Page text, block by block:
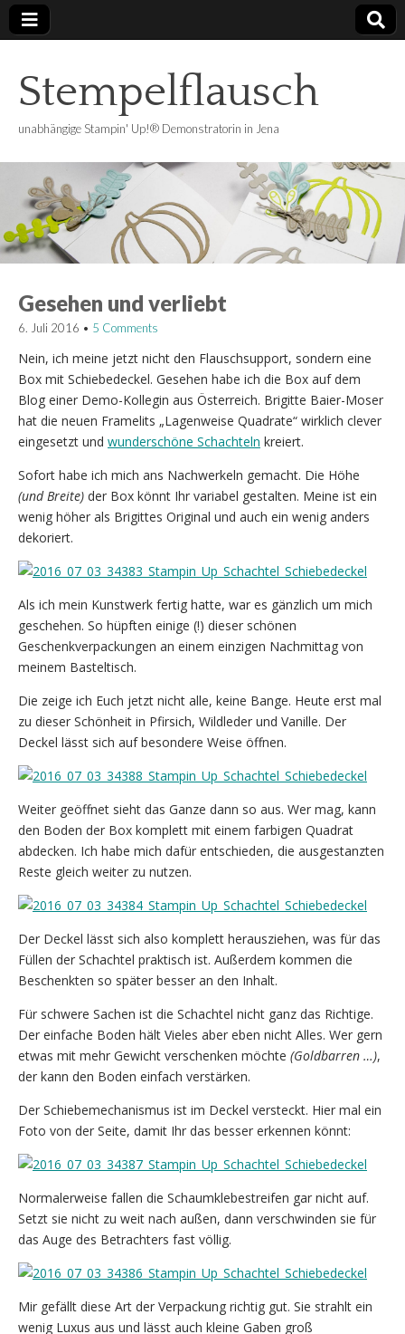
Stempelflausch
unabhängige Stampin' Up!® Demonstratorin in Jena
Gesehen und verliebt
6. Juli 2016 • 5 Comments
Nein, ich meine jetzt nicht den Flauschsupport, sondern eine
Box mit Schiebedeckel. Gesehen habe ich die Box auf dem
Blog einer Demo-Kollegin aus Österreich. Brigitte Baier-Moser
hat die neuen Framelits „Lagenweise Quadrate“ wirklich clever
eingesetzt und wunderschöne Schachteln kreiert.
Sofort habe ich mich ans Nachwerkeln gemacht. Die Höhe
(und Breite) der Box könnt Ihr variabel gestalten. Meine ist ein
wenig höher als Brigittes Original und auch ein wenig anders
dekoriert.
Als ich mein Kunstwerk fertig hatte, war es gänzlich um mich
geschehen. So hüpften einige (!) dieser schönen
Geschenkverpackungen an einem einzigen Nachmittag von
meinem Basteltisch.
Die zeige ich Euch jetzt nicht alle, keine Bange. Heute erst mal
zu dieser Schönheit in Pfirsich, Wildleder und Vanille. Der
Deckel lässt sich auf besondere Weise öffnen.
Weiter geöffnet sieht das Ganze dann so aus. Wer mag, kann
den Boden der Box komplett mit einem farbigen Quadrat
abdecken. Ich habe mich dafür entschieden, die ausgestanzten
Reste gleich weiter zu nutzen.
Der Deckel lässt sich also komplett herausziehen, was für das
Füllen der Schachtel praktisch ist. Außerdem kommen die
Beschenkten so später besser an den Inhalt.
Für schwere Sachen ist die Schachtel nicht ganz das Richtige.
Der einfache Boden hält Vieles aber eben nicht Alles. Wer gern
etwas mit mehr Gewicht verschenken möchte (Goldbarren …),
der kann den Boden einfach verstärken.
Der Schiebemechanismus ist im Deckel versteckt. Hier mal ein
Foto von der Seite, damit Ihr das besser erkennen könnt:
Normalerweise fallen die Schaumklebestreifen gar nicht auf.
Setzt sie nicht zu weit nach außen, dann verschwinden sie für
das Auge des Betrachters fast völlig.
Mir gefällt diese Art der Verpackung richtig gut. Sie strahlt ein
wenig Luxus aus und lässt auch kleine Gaben groß